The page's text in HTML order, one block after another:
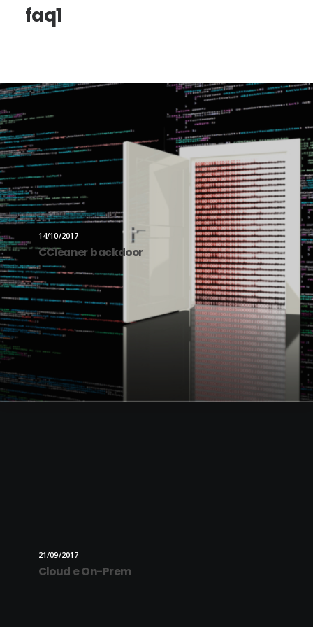
faq1
14/10/2017
CCleaner backdoor
21/09/2017
Cloud e On-Prem